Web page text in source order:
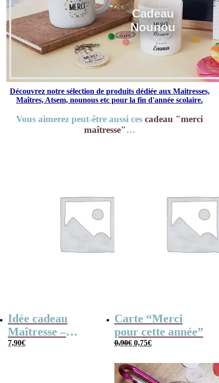
Cadeau
Nounou
Découvrez notre sélection de produits dédiée aux Maitresses,
Maîtres, Atsem, nounous etc pour la fin d'année scolaire.
Vous aimerez peut-être aussi ces cadeau "merci
maîtresse"…
Idée cadeau
Maîtresse –
Cahier de
7,90€
Carte “Merci
pour cette année”
0,90€ Le
prix
0,90€.
0,75€Le
prix
0,75€.